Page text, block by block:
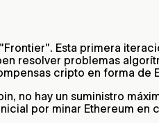
Esta primera
resolver problemas
cripto en forma de
no hay un suministro
por minar Ethereum en